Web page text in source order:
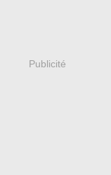
Publicité